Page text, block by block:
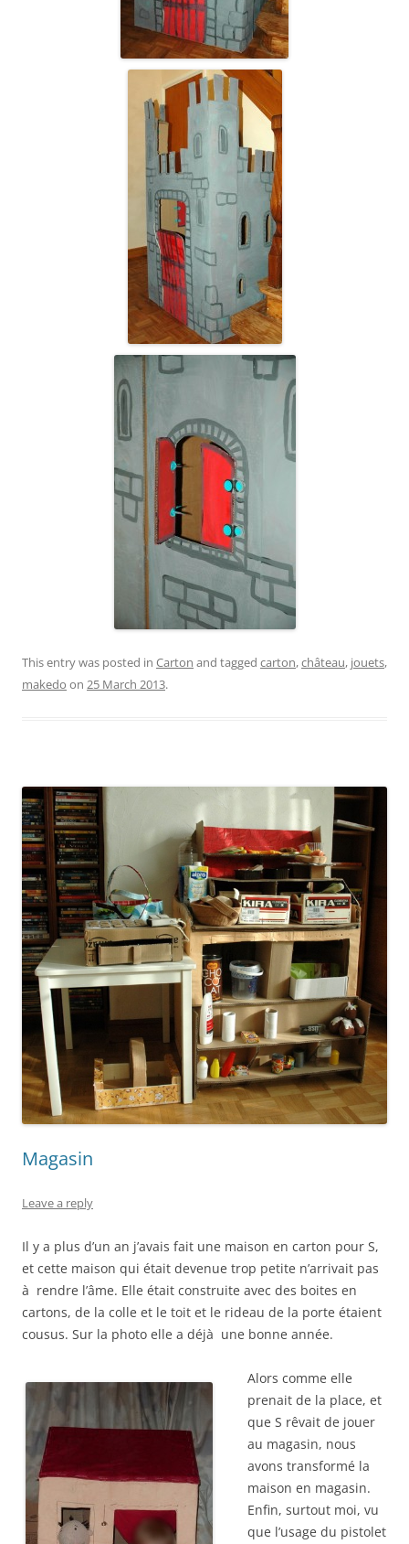
This entry was posted in Carton and tagged carton,château, jouets,
makedo on 25 March 2013.
Magasin
Leave a reply
Il y a plus d’un an j’avais fait une maison en carton pour S,
et cette maison qui était devenue trop petite n’arrivait pas
à rendre l’âme. Elle était construite avec des boites en
cartons, de la colle et le toit et le rideau de la porte étaient
cousus. Sur la photo elle a déjà une bonne année.
Alors comme elle
prenait de la place, et
que S rêvait de jouer
au magasin, nous
avons transformé la
maison en magasin.
Enfin, surtout moi, vu
que l’usage du pistolet